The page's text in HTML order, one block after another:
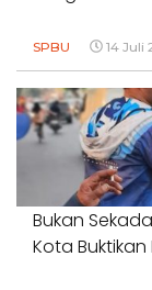
SPBU 14 Juli
Bukan
Kota